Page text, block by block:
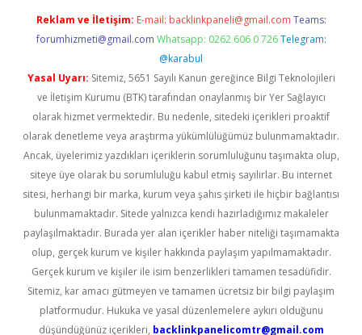
Reklam ve İletişim: E-mail: backlinkpaneli@gmail.com Teams:
forumhizmeti@gmail.com Whatsapp: 0262 606 0 726 Telegram:
@karabul
Yasal Uyarı: Sitemiz, 5651 Sayılı Kanun gereğince Bilgi Teknolojileri
ve İletişim Kurumu (BTK) tarafından onaylanmış bir Yer Sağlayıcı
olarak hizmet vermektedir. Bu nedenle, sitedeki içerikleri proaktif
olarak denetleme veya araştırma yükümlülüğümüz bulunmamaktadır.
Ancak, üyelerimiz yazdıkları içeriklerin sorumluluğunu taşımakta olup,
siteye üye olarak bu sorumluluğu kabul etmiş sayılırlar. Bu internet
sitesi, herhangi bir marka, kurum veya şahıs şirketi ile hiçbir bağlantısı
bulunmamaktadır. Sitede yalnızca kendi hazırladığımız makaleler
paylaşılmaktadır. Burada yer alan içerikler haber niteliği taşımamakta
olup, gerçek kurum ve kişiler hakkında paylaşım yapılmamaktadır.
Gerçek kurum ve kişiler ile isim benzerlikleri tamamen tesadüfidir.
Sitemiz, kar amacı gütmeyen ve tamamen ücretsiz bir bilgi paylaşım
platformudur. Hukuka ve yasal düzenlemelere aykırı olduğunu
düşündüğünüz içerikleri, backlinkpanelicomtr@gmail.com